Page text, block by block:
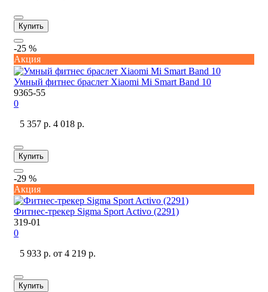
Купить
-25 %
Акция
Умный фитнес браслет Xiaomi Mi Smart Band 10
9365-55
0
5 357 р. 4 018 р.
Купить
-29 %
Акция
Фитнес-трекер Sigma Sport Activo (2291)
319-01
0
5 933 р. от 4 219 р.
Купить